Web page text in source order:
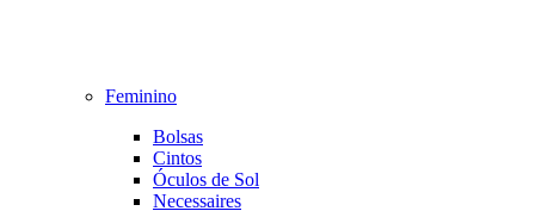
Feminino
Bolsas
Cintos
Óculos de Sol
Necessaires